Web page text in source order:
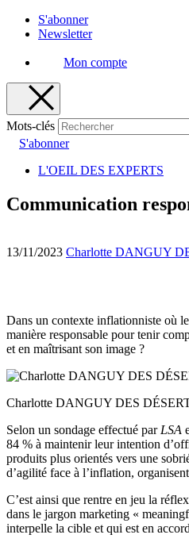
S'abonner
Newsletter
Mon compte
Mots-clés
S'abonner
L'OEIL DES EXPERTS
Communication
13/11/2023 Charlotte DANGUY
Dans un contexte inflationniste où
manière responsable pour tenir
et en maîtrisant son image ?
Charlotte DANGUY DES
Selon un sondage effectué par LSA
84 % à maintenir leur intention
produits plus orientés vers une
d’agilité face à l’inflation,
C’est ainsi que rentre en jeu la
dans le jargon marketing «
interpelle la cible et qui est en